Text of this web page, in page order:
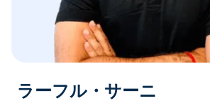
ラーフル・サーニ